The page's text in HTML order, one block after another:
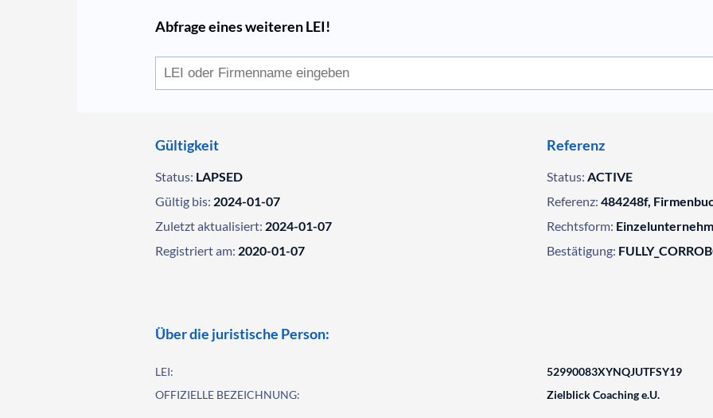
Abfrage eines weiteren LEI!
Gültigkeit
Status: LAPSED
Gültig bis: 2024-01-07
Zuletzt aktualisiert: 2024-01-07
Registriert am: 2020-01-07
Referenz
Status: ACTIVE
Referenz: 484248f,
Rechtsform:
Bestätigung:
Über die juristische Person:
LEI:
52990083XYNQJUTFSY19
OFFIZIELLE BEZEICHNUNG:
Zielblick Coaching e.U.